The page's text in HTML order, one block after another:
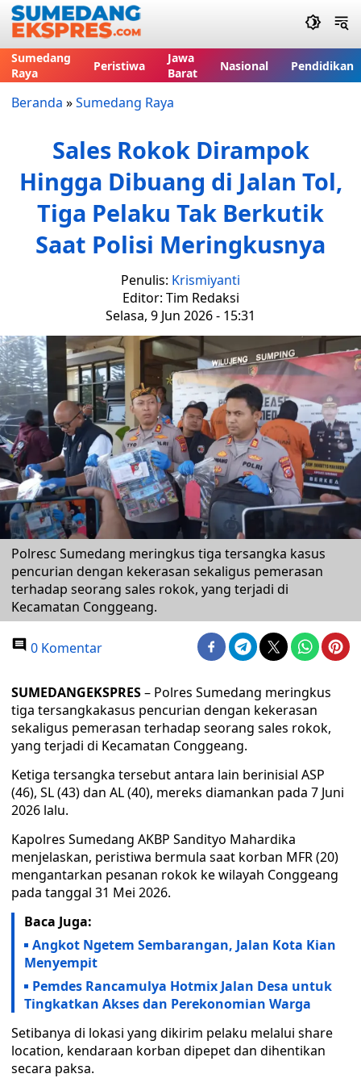
Sumedang
Raya
Peristiwa
Jawa
Barat
Nasional Pendidikan
Beranda »Sumedang Raya
Sales Rokok Dirampok
Hingga Dibuang di Jalan Tol,
Tiga Pelaku Tak Berkutik
Saat Polisi Meringkusnya
Penulis: Krismiyanti
Editor: Tim Redaksi
Selasa, 9 Jun 2026 - 15:31
Polresc Sumedang meringkus tiga tersangka kasus
pencurian dengan kekerasan sekaligus pemerasan
terhadap seorang sales rokok, yang terjadi di
Kecamatan Conggeang.
0 Komentar
SUMEDANGEKSPRES– Polres Sumedang meringkus
tiga tersangkakasus pencurian dengan kekerasan
sekaligus pemerasan terhadap seorang sales rokok,
yang terjadi di Kecamatan Conggeang.
Ketiga tersangka tersebut antara lain berinisial ASP
(46), SL (43) dan AL (40), mereks diamankan pada 7 Juni
2026 lalu.
Kapolres Sumedang AKBP Sandityo Mahardika
menjelaskan, peristiwa bermula saat korban MFR (20)
mengantarkan pesanan rokok ke wilayah Conggeang
pada tanggal 31 Mei 2026.
Baca Juga:
Angkot Ngetem Sembarangan, Jalan Kota Kian
Menyempit
Pemdes Rancamulya Hotmix Jalan Desa untuk
Tingkatkan Akses dan Perekonomian Warga
Setibanya di lokasi yang dikirim pelaku melalui share
location, kendaraan korban dipepet dan dihentikan
secara paksa.